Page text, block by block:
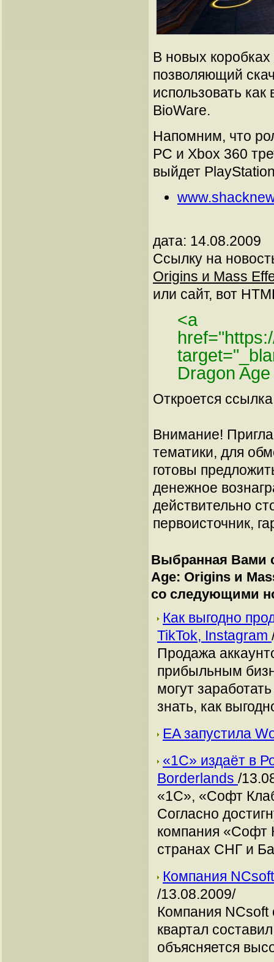
В новых коробках
позволяющий
использовать
BioWare.
Напомним, что
PC и Xbox 360
выйдет
дата: 14.08.2009
Ссылку на
Origins и Mass
или сайт, вот
<a
Dragon
Откроется
Внимание!
тематики, для
готовы
денежное
действительно
первоисточник,
Выбранная Вами
Age: Origins и
со следующими
Как выгодно
TikTok, Instagram
Продажа
прибыльным
могут
знать, как
EA запустила
«1С» издаёт в
Borderlands /
«1С», «Софт
Согласно
компания «Софт
странах СНГ и
Компания
/13.08.2009/
Компания NCsoft
квартал
объясняется